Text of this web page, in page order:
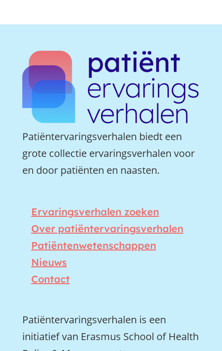
Patiëntervaringsverhalen biedt een
grote collectie ervaringsverhalen voor
en door patiënten en naasten.
Ervaringsverhalen zoeken
Over patiëntervaringsverhalen
Patiëntenwetenschappen
Nieuws
Contact
Patiëntervaringsverhalen is een
initiatief van Erasmus School of Health